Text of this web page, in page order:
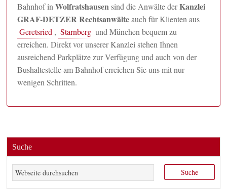
Bahnhof inWolfratshausensind die Anwälte derKanzlei
GRAF-DETZER Rechtsanwälteauch für Klienten aus
Geretsried , Starnberg und München bequem zu
erreichen. Direkt vor unserer Kanzlei stehen Ihnen
ausreichend Parkplätze zur Verfügung und auch von der
Bushaltestelle am Bahnhof erreichen Sie uns mit nur
wenigen Schritten.
Suche